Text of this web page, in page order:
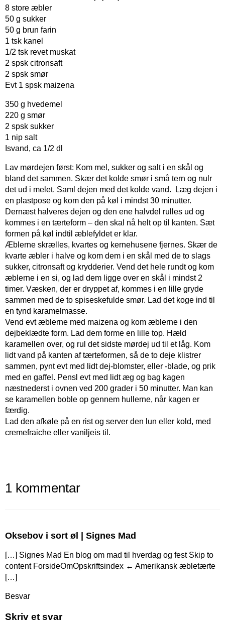
8 store æbler
50 g sukker
50 g brun farin
1 tsk kanel
1/2 tsk revet muskat
2 spsk citronsaft
2 spsk smør
Evt 1 spsk maizena
350 g hvedemel
220 g smør
2 spsk sukker
1 nip salt
Isvand, ca 1/2 dl
Lav mørdejen først: Kom mel, sukker og salt i en skål og
bland det sammen. Skær det kolde smør i små tern og nulr
det ud i melet. Saml dejen med det kolde vand. Læg dejen i
en plastpose og kom den på køl i mindst 30 minutter.
Dernæst halveres dejen og den ene halvdel rulles ud og
kommes i en tærteform – den skal nå helt op til kanten. Sæt
formen på køl indtil æblefyldet er klar.
Æblerne skrælles, kvartes og kernehusene fjernes. Skær de
kvarte æbler i halve og kom dem i en skål med de to slags
sukker, citronsaft og krydderier. Vend det hele rundt og kom
æblerne i en si, og lad dem ligge over en skål i mindst 2
timer. Væsken, der er dryppet af, kommes i en lille gryde
sammen med de to spiseskefulde smør. Lad det koge ind til
en tynd karamelmasse.
Vend evt æblerne med maizena og kom æblerne i den
dejbeklædte form. Lad dem forme en lille top. Hæld
karamellen over, og rul det sidste mørdej ud til et låg. Kom
lidt vand på kanten af tærteformen, så de to deje klistrer
sammen, pynt evt med lidt dej-blomster, eller -blade, og prik
med en gaffel. Pensl evt med lidt æg og bag kagen
næstnederst i ovnen ved 200 grader i 50 minutter. Man kan
se karamellen boble op gennem hullerne, når kagen er
færdig.
Lad den afkøle på en rist og server den lun eller kold, med
cremefraiche eller vaniljeis til.
1 kommentar
Oksebov i sort øl | Signes Mad
[…] Signes Mad En blog om mad til hverdag og fest Skip to
content ForsideOmOpskriftsindex ← Amerikansk æbletærte
[…]
Besvar
Skriv et svar